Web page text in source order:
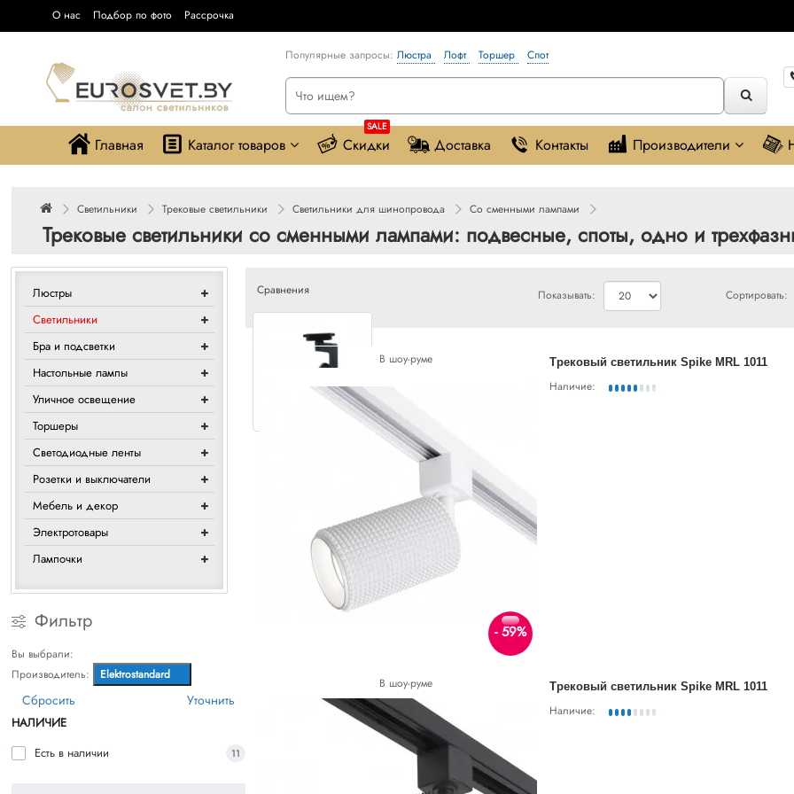
О нас Подбор по фото Рассрочка
Популярные запросы: Люстра Лофт Торшер Спот
Главная Каталог товаров
SALE
Скидки Доставка Контакты Производители
Светильники Трековые светильники Светильники для шинопровода Со сменными лампами
Трековые светильники со сменными лампами: подвесные, споты, одно и
Люстры
Светильники
Бра и подсветки
Настольные лампы
Уличное освещение
Торшеры
Светодиодные ленты
Розетки и выключатели
Мебель и декор
Электротовары
Лампочки
Фильтр
Вы выбрали:
Производитель:
Elektrostandard
Сбросить Уточнить
НАЛИЧИЕ
Есть в наличии
11
Сравнения Сортировать:
Показывать:
В шоу-руме
- 59%
Трековый светильник Spike MRL 1011
Наличие:
В шоу-руме Трековый светильник Spike MRL 1011
Наличие: